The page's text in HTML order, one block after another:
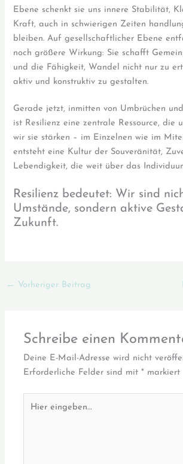
Ebene schenkt sie uns innere Stabilität,
Kraft, auch in schwierigen Zeiten
bleiben. Auf gesellschaftlicher Ebene
noch größere Wirkung: Sie schafft
und die Fähigkeit, Wandel nicht nur zu
aktiv und konstruktiv zu gestalten.
Gerade jetzt, inmitten von Umbrüchen
ist Resilienz eine zentrale Ressource, die
wir sie stärken – im Einzelnen wie im
entsteht eine Kultur der Souveränität,
Lebendigkeit, die weit über das
Resilienz bedeutet: Wir sind
Umstände, sondern aktive
Zukunft.
← Vorheriger Beitrag
Schreibe einen
Deine E-Mail-Adresse wird nicht
Erforderliche Felder sind mit* markiert
eingeben…